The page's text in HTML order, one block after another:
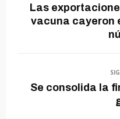
Las
vacuna cayeron
Se consolida la